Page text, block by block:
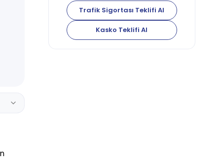
Trafik Sigortası Teklifi Al
Kasko Teklifi Al